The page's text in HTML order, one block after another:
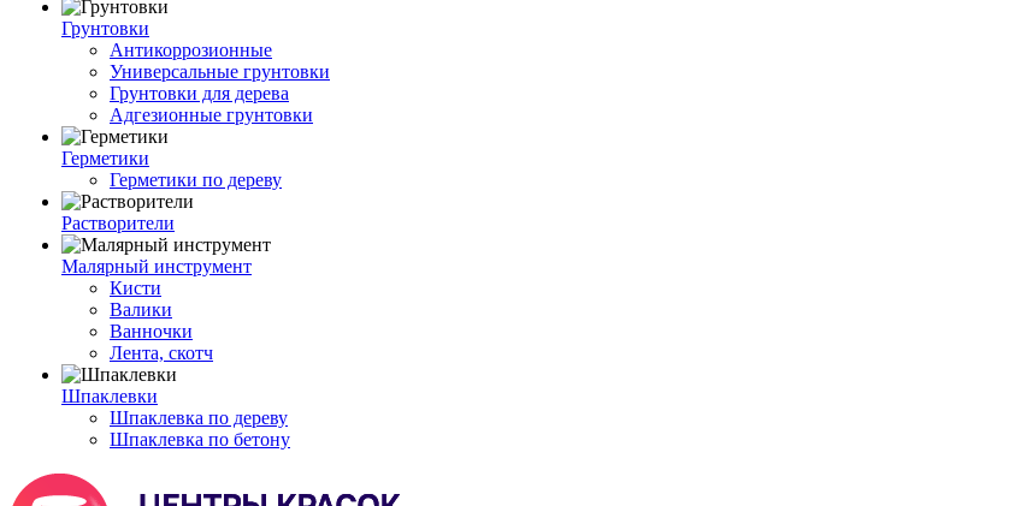
Грунтовки
Антикоррозионные
Универсальные грунтовки
Грунтовки для дерева
Адгезионные грунтовки
Герметики
Герметики по дереву
Растворители
Малярный инструмент
Кисти
Валики
Ванночки
Лента, скотч
Шпаклевки
Шпаклевка по дереву
Шпаклевка по бетону